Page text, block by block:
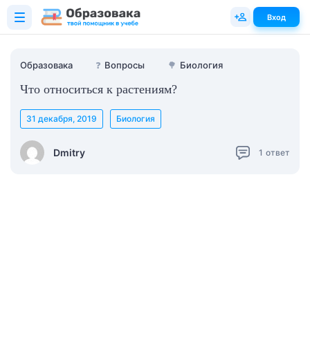
Образовака ❓ Вопросы 🌳 Биология
Что относиться к растениям?
Dmitry
31 декабря, 2019 Биология
1 ответ
Вход